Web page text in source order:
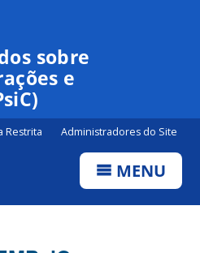
Canais
sobre
e
Restrita Administradores do Site
MENU